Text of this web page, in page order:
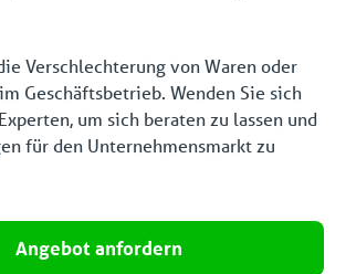
Verschlechterung von Waren oder
Geschäftsbetrieb. Wenden Sie sich
um sich beraten zu lassen und
für den Unternehmensmarkt zu
Angebot anfordern